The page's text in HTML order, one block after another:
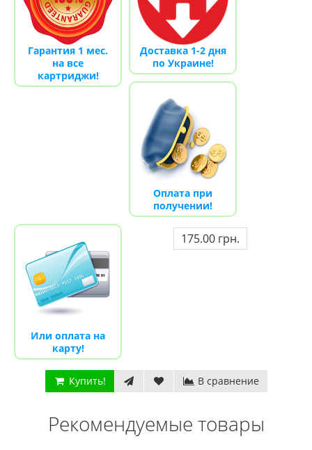
Гарантия 1 мес.
на все
картриджи!
Доставка 1-2 дня
по Украине!
Оплата при
получении!
Или оплата на
карту!
175.00 грн.
Купить! В сравнение
Рекомендуемые товары